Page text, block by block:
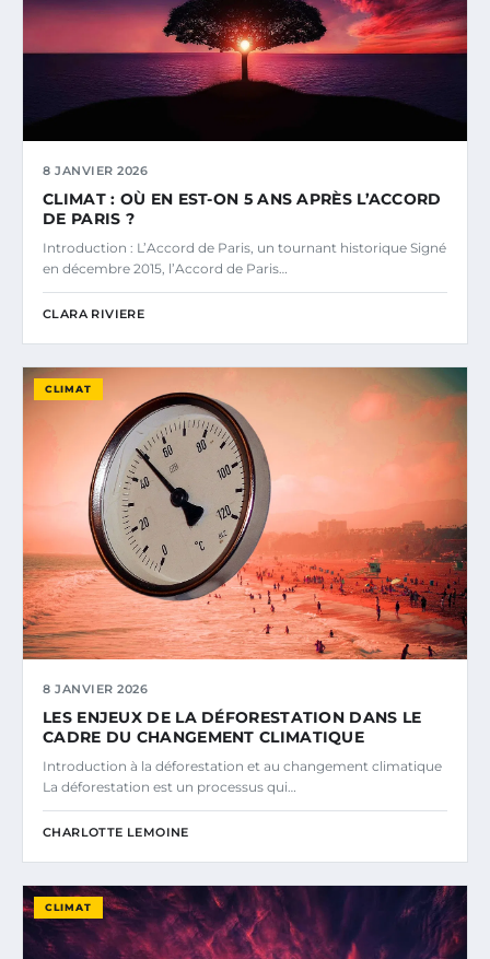
8 JANVIER 2026
CLIMAT : OÙ EN EST-ON 5 ANS APRÈS L’ACCORD
DE PARIS ?
Introduction : L’Accord de Paris, un tournant historique Signé
en décembre 2015, l’Accord de Paris…
CLARA RIVIERE
CLIMAT
8 JANVIER 2026
LES ENJEUX DE LA DÉFORESTATION DANS LE
CADRE DU CHANGEMENT CLIMATIQUE
Introduction à la déforestation et au changement climatique
La déforestation est un processus qui…
CHARLOTTE LEMOINE
CLIMAT